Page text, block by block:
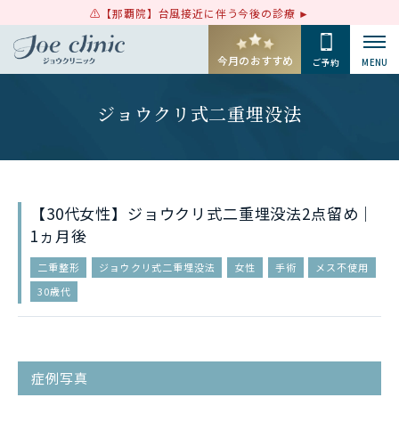
【那覇院】台風接近に伴う今後の診療
今月のおすすめ ご予約 MENU
ジョウクリ式二重埋没法
【30代女性】ジョウクリ式二重埋没法2点留め｜
1ヵ月後
二重整形 ジョウクリ式二重埋没法 女性 手術
メス不使用
30歳代
症例写真